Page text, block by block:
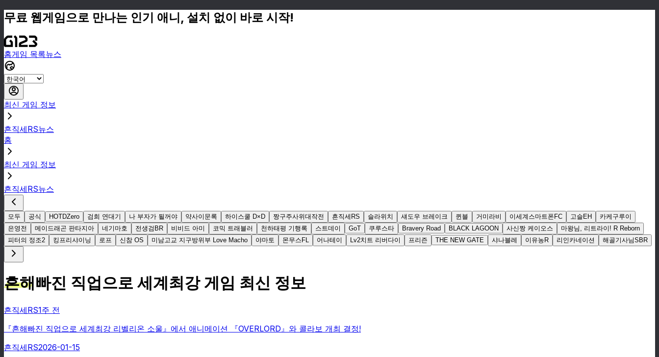
무료 웹게임으로 만나는 인기 애니, 설치 없이 바로 시작!
홈게임 목록뉴스
최신 게임 정보
흔직세RS뉴스
홈
최신 게임 정보
흔직세RS뉴스
모두 공식 HOTDZero 검희 연대기 나 부자가 될꺼야 약사이문록 하이스쿨 D×D 짱구주사위대작전 흔직세RS 슬라위치 섀도우 브레이크 퀸블 거미라비 이세계스마트폰FC 고슬EH
카케구루이
은영전
메이드래곤 판타지아 네기마호 전생검BR 비비드 아미 코믹 트래블러 천하태평 기행록 스트데이 GoT 쿠루스타 Bravery Road BLACK LAGOON 사신짱 케이오스
마왕님, 리트라이! R Reborn
피터의 정조2
킹프리샤이닝 로프 신참 OS 미남고교 지구방위부 Love Macho 야마토 몬무스FL 어나테이 Lv2치트 리버다이 프리즌 THE NEW GATE 샤나블레 이유농R 리인카네이션 해골기사님SBR
흔해빠진 직업으로 세계최강 게임 최신 정보
흔직세RS1주 전
『흔해빠진 직업으로 세계최강 리벨리온 소울』에서 애니메이션 『OVERLORD』와 콜라보 개최 결정!
흔직세RS2026-01-15